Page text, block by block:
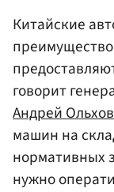
Китайские
говорит
Андрей
машин на
нормативных
нужно